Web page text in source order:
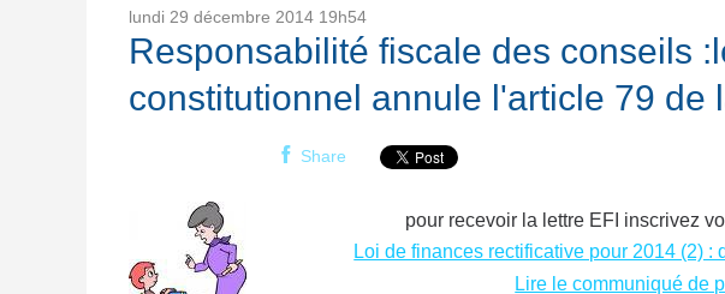
lundi 29 décembre 2014 19h54
Responsabilité fiscale des conseils
constitutionnel annule l'article 79 de
Share
pour recevoir la lettre EFI inscrivez
Loi de finances rectificative pour 2014 (2) :
Lire le communiqué de